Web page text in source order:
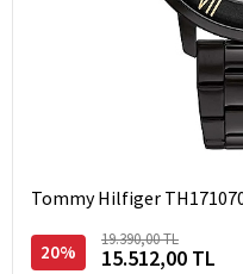
Tommy Hilfiger
20%
19.390,00 TL
15.512,00 TL